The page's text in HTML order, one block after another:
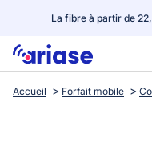
La fibre à partir de
Box internet
Accueil Forfait mobile